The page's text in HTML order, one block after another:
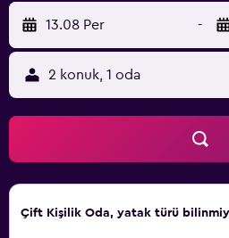
13.08 Per -
2 konuk, 1 oda
Çift ​Kişilik Oda, yatak türü